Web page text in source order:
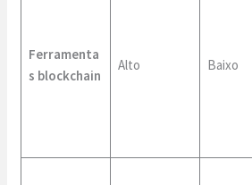
Ferramenta
s blockchain
Alto Baixo